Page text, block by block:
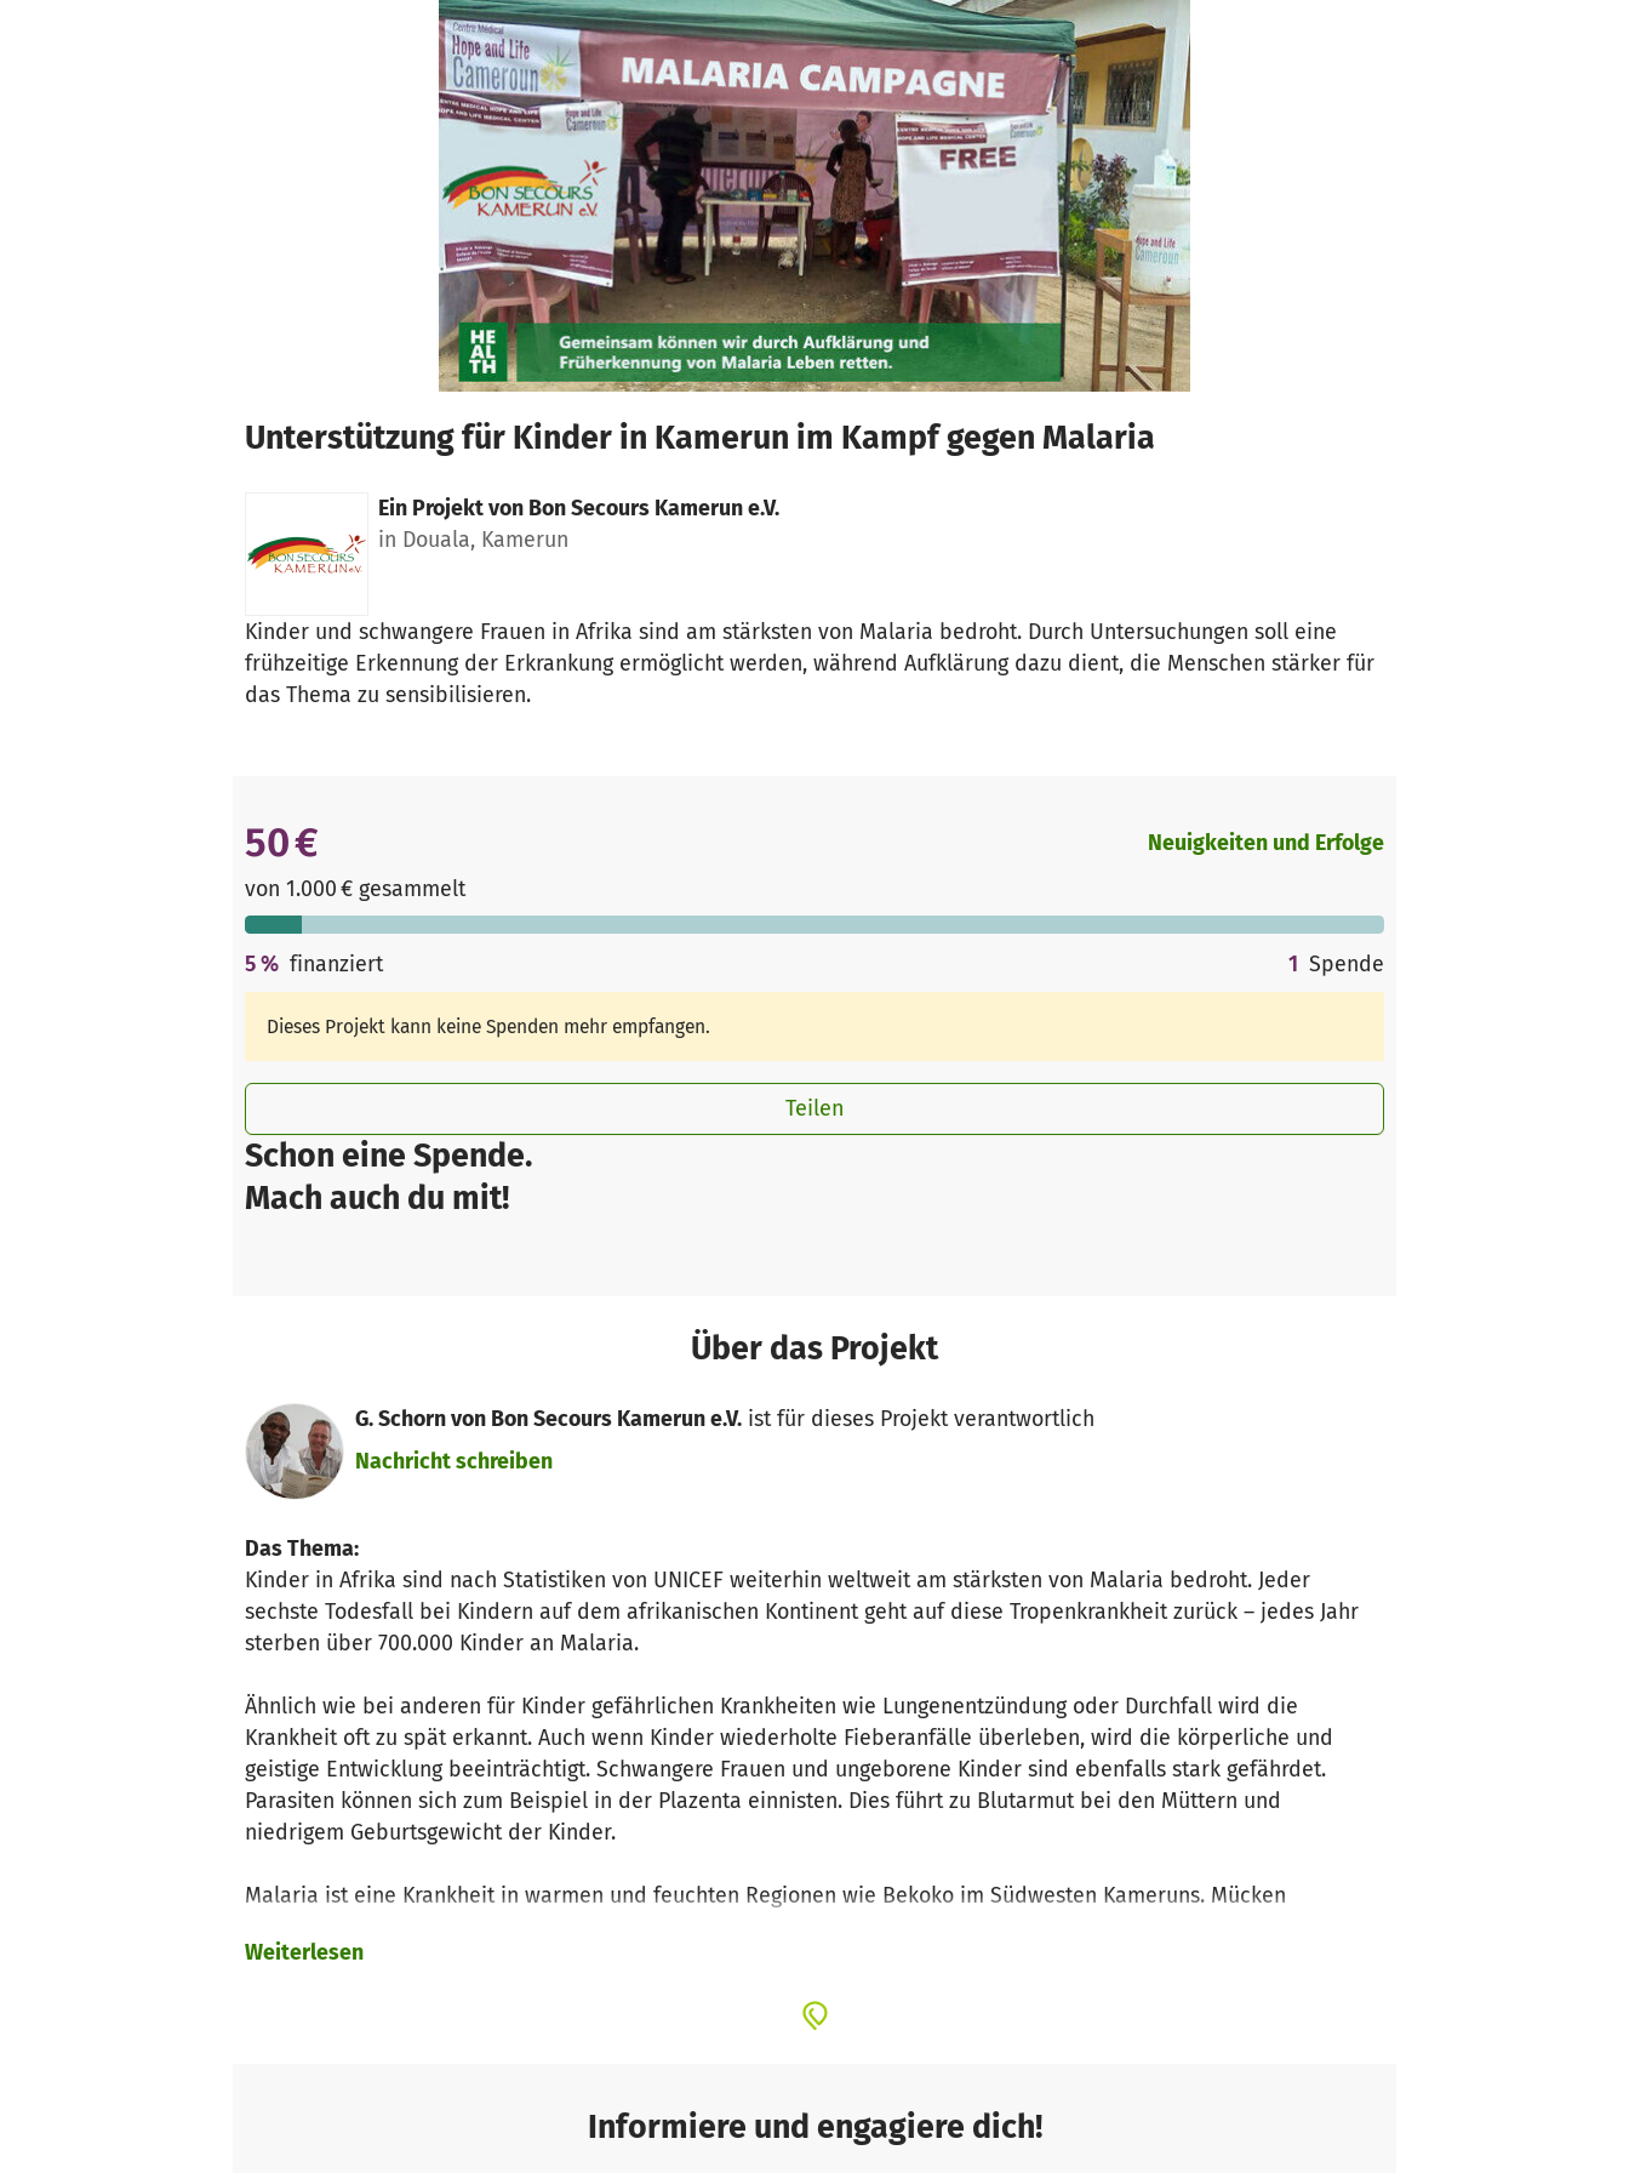
Unterstützung für Kinder in Kamerun im Kampf gegen Malaria
Ein Projekt von Bon Secours Kamerun e.V.
in Douala, Kamerun
Kinder und schwangere Frauen in Afrika sind am stärksten von Malaria bedroht. Durch Untersuchungen soll eine
frühzeitige Erkennung der Erkrankung ermöglicht werden, während Aufklärung dazu dient, die Menschen stärker für
das Thema zu sensibilisieren.
Schon eine Spende.
Mach auch du mit!
50 €
von 1.000 € gesammelt
Neuigkeiten und Erfolge
5% finanziert 1 Spende
Dieses Projekt kann keine Spenden mehr empfangen.
Teilen
Über das Projekt
G. Schorn von Bon Secours Kamerun e.V.ist für dieses Projekt verantwortlich
Nachricht schreiben
Das Thema:
Kinder in Afrika sind nach Statistiken von UNICEF weiterhin weltweit am stärksten von Malaria bedroht. Jeder
sechste Todesfall bei Kindern auf dem afrikanischen Kontinent geht auf diese Tropenkrankheit zurück – jedes Jahr
sterben über 700.000 Kinder an Malaria.
Ähnlich wie bei anderen für Kinder gefährlichen Krankheiten wie Lungenentzündung oder Durchfall wird die
Krankheit oft zu spät erkannt. Auch wenn Kinder wiederholte Fieberanfälle überleben, wird die körperliche und
geistige Entwicklung beeinträchtigt. Schwangere Frauen und ungeborene Kinder sind ebenfalls stark gefährdet.
Parasiten können sich zum Beispiel in der Plazenta einnisten. Dies führt zu Blutarmut bei den Müttern und
niedrigem Geburtsgewicht der Kinder.
Malaria ist eine Krankheit in warmen und feuchten Regionen wie Bekoko im Südwesten Kameruns. Mücken
Erbrechen bis hin zum Koma und zum Tod.
Eine frühzeitige Diagnose und Behandlung kann Leben retten und Komplikationen verhindern.
Die Kampagne findet im Juli und August 2023 während der Regenzeit statt, in der sich die Malaria-Mücken
besonders stark vermehren. Hope and Life Cameroun, unser Partnerverein, der auch ein medizinisches Zentrum
Weiterlesen
Informiere und engagiere dich!